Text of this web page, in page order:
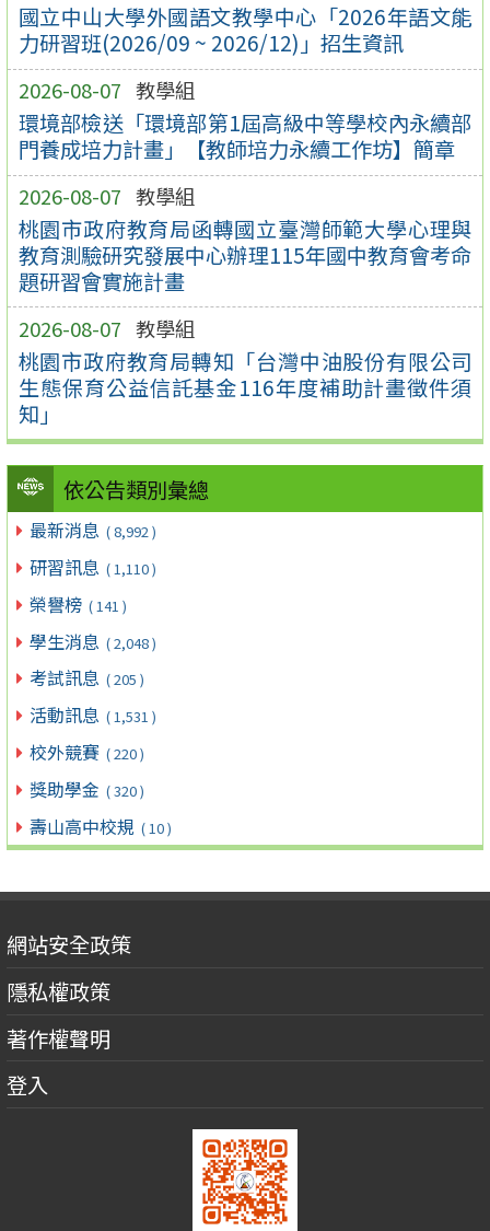
國立中山大學外國語文教學中心「2026年語文能
力研習班(2026/09 ~ 2026/12)」招生資訊
2026-08-07 教學組
環境部檢送「環境部第1屆高級中等學校內永續部
門養成培力計畫」【教師培力永續工作坊】簡章
2026-08-07 教學組
桃園市政府教育局函轉國立臺灣師範大學心理與
教育測驗研究發展中心辦理115年國中教育會考命
題研習會實施計畫
2026-08-07 教學組
桃園市政府教育局轉知「台灣中油股份有限公司
生態保育公益信託基金116年度補助計畫徵件須
知」
依公告類別彙總
最新消息 ( 8,992 )
研習訊息 ( 1,110 )
榮譽榜 ( 141 )
學生消息 ( 2,048 )
考試訊息 ( 205 )
活動訊息 ( 1,531 )
校外競賽 ( 220 )
獎助學金 ( 320 )
壽山高中校規 ( 10 )
網站安全政策
隱私權政策
著作權聲明
登入